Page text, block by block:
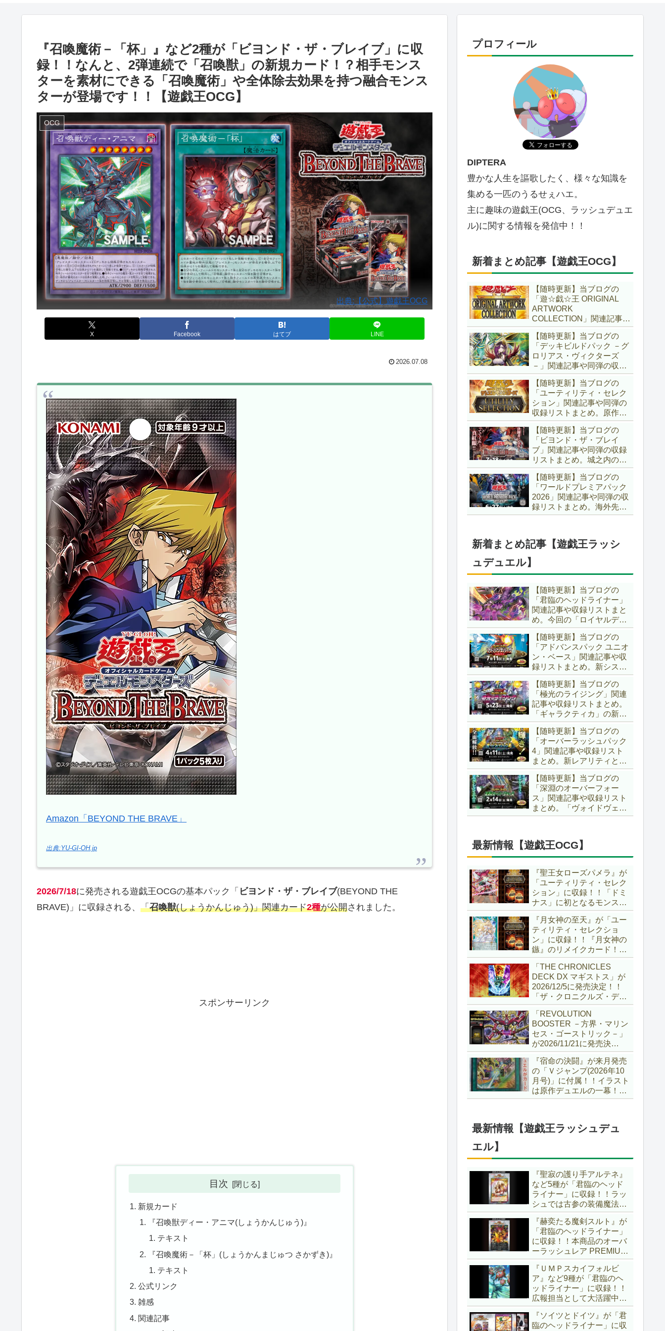
『召喚魔術－「杯」』など2種が「ビヨンド・ザ・ブレイブ」に収
録！！なんと、2弾連続で「召喚獣」の新規カード！？相手モンス
ターを素材にできる「召喚魔術」や全体除去効果を持つ融合モンス
ターが登場です！！【遊戯王OCG】
OCG
出典:【公式】遊戯王OCG
X Facebook はてブ LINE
2026.07.08
Amazon「BEYOND THE BRAVE」
出典:YU-GI-OH.jp
2026/7/18に発売される遊戯王OCGの基本パック「 ビヨンド・ザ・ブレイブ(BEYOND THE
BRAVE)」に収録される、 「召喚獣(しょうかんじゅう)」関連カード2種が公開されました。
スポンサーリンク
目次
新規カード
『召喚獣ディー・アニマ(しょうかんじゅう)』
テキスト
『召喚魔術－「杯」(しょうかんまじゅつ さかずき)』
テキスト
公式リンク
雑感
関連記事
プロフィール
DIPTERA
豊かな人生を謳歌したく、様々な知識を
集める一匹のうるせぇハエ。
主に趣味の遊戯王(OCG、ラッシュデュエ
ル)に関する情報を発信中！！
新着まとめ記事【遊戯王OCG】
【随時更新】当ブログの
「遊☆戯☆王 ORIGINAL
ARTWORK
COLLECTION」関連記事や
同弾の収録リストまとめ。
マンガスタイルとオーバー
フレームに焦点を当てた新
商品！！また、原作のモン
スターもリメイクされてい
ます！！【遊戯王OCG】
【随時更新】当ブログの
「デッキビルドパック －グ
ロリアス・ヴィクターズ
－」関連記事や同弾の収録
リストまとめ。効果を持た
ない古のモンスターを使役
する儀式テーマ「セネト」
に加え、「レイズ・ムー
ン」や「異解△」も登
場！！【遊戯王OCG】
【随時更新】当ブログの
「ユーティリティ・セレク
ション」関連記事や同弾の
収録リストまとめ。原作の
名シーンや懐かしの人気モ
ンスターをイメージした新
規カードが多数登場！！ま
た、「ドミナス」などの豪
華再録にも注目ですね～。
【遊戯王OCG】
【随時更新】当ブログの
「ビヨンド・ザ・ブレイ
ブ」関連記事や同弾の収録
リストまとめ。城之内のカ
ードたちが『時の黒魔術
師』関連となってリメイ
ク！！さらに、「Ｄ－ＨＥ
ＲＯ」の『幽獄の時計塔』
も待望のリメイクです！！
【随時更新】当ブログの
「ワールドプレミアパック
2026」関連記事や同弾の収
録リストまとめ。海外先行
カードが例年より早く来
ージした『リビングデッド
の呼び声』関連に注目が集
新着まとめ記事【遊戯王ラッシ
ュデュエル】
【随時更新】当ブログの
「君臨のヘッドライナー」
関連記事や収録リストまと
め。今回の「ロイヤルデモ
ンズ」は相手モンスターを
リリース！！また、新テー
マとして「救惺」、「ヘル
シィ」、「ゴエゴエ」も登
場です！！【遊戯王ラッシ
ュデュエル】
【随時更新】当ブログの
「アドバンスパック ユニオ
ン・ベース」関連記事や収
録リストまとめ。新システ
ム「ユニオンフュージョ
ン」の登場により、ようや
く原作さながらの「ＸＹ
Ｚ」が使用可能となりまし
た！！【遊戯王ラッシュデ
ュエル】
【随時更新】当ブログの
「極光のライジング」関連
記事や収録リストまとめ。
「ギャラクティカ」の新た
なフュージョンモンスター
やイラスト違い、「報道」
の強化に加え、幻竜族の新
テーマ「纏竜」も登場で
す！！【遊戯王ラッシュデ
ュエル】
【随時更新】当ブログの
「オーバーラッシュパック
4」関連記事や収録リスト
まとめ。新レアリティとし
てフルオーバーラッシュレ
ア仕様が初登場！！そし
て、OCGの大人気テーマ
「霊使い」も同時に実装さ
れています！！【遊戯王ラ
【随時更新】当ブログの
「深淵のオーバーフォー
ス」関連記事や収録リスト
まとめ。「ヴォイドヴェル
グ」や「夢中」、「ラ
「コスモス姫」などの人気
テーマ強化に加え、「冥
跡」もテーマ化です！！
【遊戯王ラッシュデュエ
ル】
最新情報【遊戯王OCG】
『聖王女ローズパメラ』が
「ユーティリティ・セレク
ション」に収録！！「ドミ
ナス」に初となるモンスタ
ーが登場！！『聖王の粉
砕』や『列王詩篇』に描か
れていた少女で、実際にこ
の2種を強力にサポートし
ていますね！！【遊戯王
OCG】
『月女神の至天』が「ユー
ティリティ・セレクショ
ン」に収録！！『月女神の
鏃』のリメイクカード！！
選出傾向が読めなくなりま
したが、後攻向けとは言え
無効化範囲の広がった『墓
穴の指名者』はめちゃくち
ゃ強力ですね！？【遊戯王
OCG】
「THE CHRONICLES
DECK DX マギストス」が
2026/12/5に発売決定！！
「ザ・クロニクルズ・デッ
キ」がリニューアル！！第
1弾は「マギストス」と
「エンディミオン」が選出
されています！！【遊戯王
OCG】
「REVOLUTION
BOOSTER －方界・マリン
セス・ゴーストリック－」
が2026/11/21に発売決
定！！「レボリューション
ブースター」の第2弾！！
今回は前回以上に個性派揃
いとなりましたね～。【遊
戯王OCG】
『宿命の決闘』が来月発売
の「Ｖジャンプ(2026年10
月号)」に付属！！イラスト
は原作デュエルの一幕！！
初期型デュエルディスクの
でしたし、それを再現する
のかな？【遊戯王OCG】
最新情報【遊戯王ラッシュデュ
エル】
『聖寂の護り手アルテネ』
など5種が「君臨のヘッド
ライナー」に収録！！ラッ
シュでは古参の装備魔法
『アルテネの加護』がテー
マ化！！3種のユニオンが
存在し、天使族では汎用的
なサポーターとなります
ね！！【遊戯王ラッシュデ
ュエル】
『赫奕たる魔剣スルト』が
「君臨のヘッドライナー」
に収録！！本商品のオーバ
ーラッシュレア PREMIUM
BLACK Ver.枠！！初の下級
モンスターで、「ヘルシ
ィ」と相性抜群なバウンス
効果持ちです！！【遊戯王
ラッシュデュエル】
『ＵＭＰスカイフォルビ
ア』など9種が「君臨のヘ
ッドライナー」に収録！！
広報担当として大活躍中の
『ラワン冒険隊』がテーマ
化！！まさかのユニオンテ
ーマですし、関連カードも
『ソイツとドイツ』が「君
臨のヘッドライナー」に収